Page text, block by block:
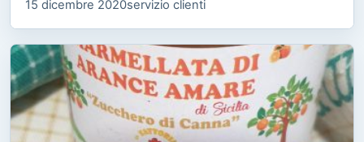
15 dicembre 2020servizio clienti